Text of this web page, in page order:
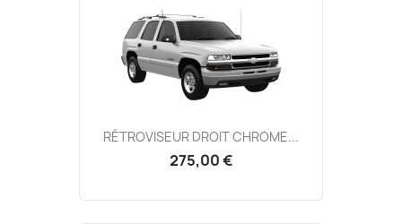
RÉTROVISEUR DROIT CHROME...
275,00 €